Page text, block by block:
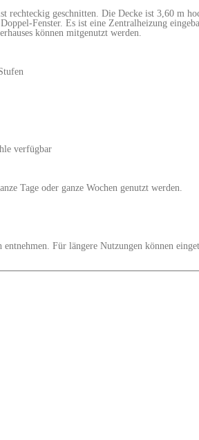
rechteckig geschnitten. Die Decke ist 3,60 m
Fenster. Es ist eine Zentralheizung
können mitgenutzt werden.
verfügbar
Tage oder ganze Wochen genutzt werden.
Für längere Nutzungen können